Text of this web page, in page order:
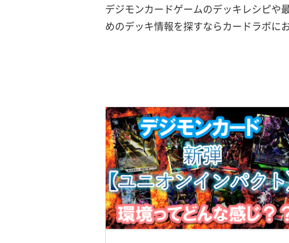
デジモンカードゲームのデッキレシピや
めのデッキ情報を探すならカードラボに